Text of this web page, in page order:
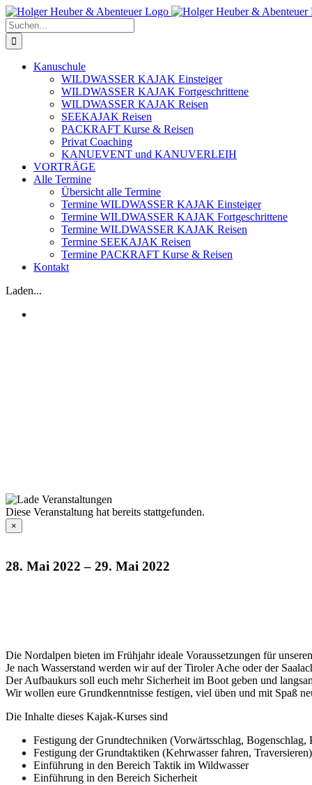
Zum
Inhalt
springen
Suche
nach:
Kanuschule
WILDWASSER KAJAK Einsteiger
WILDWASSER KAJAK Fortgeschrittene
WILDWASSER KAJAK Reisen
SEEKAJAK Reisen
PACKRAFT Kurse & Reisen
Privat Coaching
KANUEVENT und KANUVERLEIH
VORTRÄGE
Alle Termine
Übersicht alle Termine
Termine WILDWASSER KAJAK Einsteiger
Termine WILDWASSER KAJAK Fortgeschrittene
Termine WILDWASSER KAJAK Reisen
Termine SEEKAJAK Reisen
Termine PACKRAFT Kurse & Reisen
Kontakt
Laden...
Diese Veranstaltung hat bereits stattgefunden.
×
28. Mai 2022 – 29. Mai 2022
Die Nordalpen bieten im Frühjahr ideale Voraussetzungen für
Je nach Wasserstand werden wir auf der Tiroler Ache oder der
Der Aufbaukurs soll euch mehr Sicherheit im Boot geben und
Wir wollen eure Grundkenntnisse festigen, viel üben und mit Spaß
Die Inhalte dieses Kajak-Kurses sind
Festigung der Grundtechniken (Vorwärtsschlag, Bogenschlag,
Festigung der Grundtaktiken (Kehrwasser fahren, Traversieren)
Einführung in den Bereich Taktik im Wildwasser
Einführung in den Bereich Sicherheit